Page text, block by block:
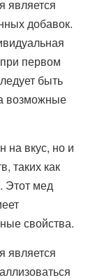
является
добавок.
первом
быть
возможные
на вкус, но и
таких как
Этот мед
свойства.
является